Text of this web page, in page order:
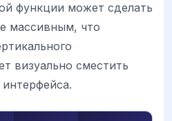
функции может сделать
массивным, что
визуально сместить